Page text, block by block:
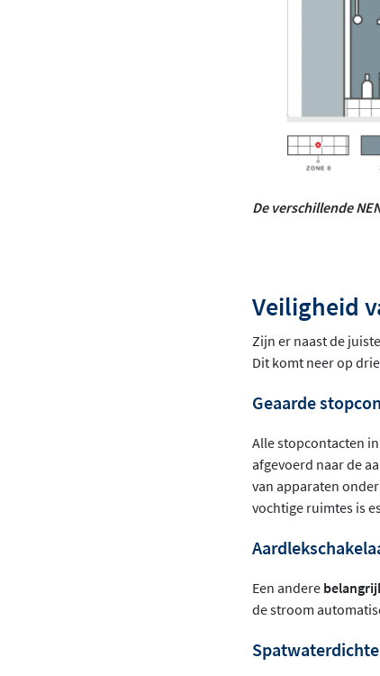
De verschillende
Veiligheid
Zijn er naast de
Dit komt neer op
Geaarde
Alle stopcontacten
afgevoerd naar de
van apparaten
vochtige ruimtes is
Een andere
de stroom